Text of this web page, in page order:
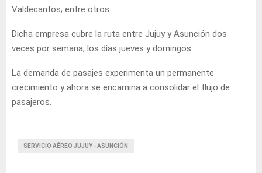
Valdecantos; entre otros.
Dicha empresa cubre la ruta entre Jujuy y Asunción dos
veces por semana, los días jueves y domingos.
La demanda de pasajes experimenta un permanente
crecimiento y ahora se encamina a consolidar el flujo de
pasajeros.
SERVICIO AÉREO JUJUY - ASUNCIÓN